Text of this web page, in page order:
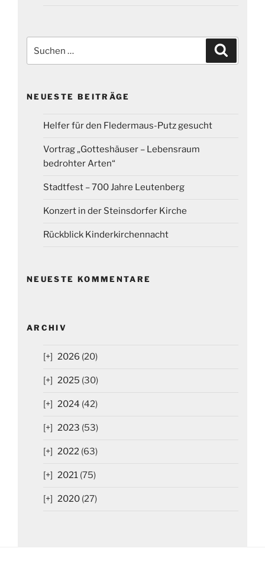
nach:
NEUESTE BEITRÄGE
Helfer für den Fledermaus-Putz gesucht
Vortrag „Gotteshäuser – Lebensraum
bedrohter Arten“
Stadtfest – 700 Jahre Leutenberg
Konzert in der Steinsdorfer Kirche
Rückblick Kinderkirchennacht
NEUESTE KOMMENTARE
ARCHIV
2026 (20)
2025 (30)
2024 (42)
2023 (53)
2022 (63)
2021 (75)
2020 (27)